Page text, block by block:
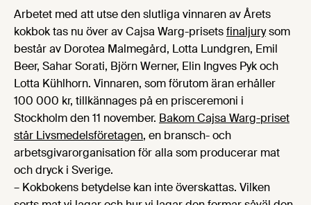
Arbetet med att utse den slutliga vinnaren av Årets
kokbok tas nu över av Cajsa Warg-prisetsfinaljurysom
består av Dorotea Malmegård, Lotta Lundgren, Emil
Beer, Sahar Sorati, Björn Werner, Elin Ingves Pyk och
Lotta Kühlhorn. Vinnaren, som förutom äran erhåller
100 000 kr, tillkännages på en prisceremoni i
Stockholm den 11 november. Bakom Cajsa Warg-priset
står Livsmedelsföretagen, en bransch- och
arbetsgivarorganisation för alla som producerar mat
och dryck i Sverige.
– Kokbokens betydelse kan inte överskattas. Vilken